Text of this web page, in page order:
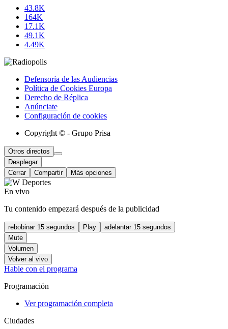
43.8K
164K
17.1K
49.1K
4.49K
Defensoría de las Audiencias
Política de Cookies Europa
Derecho de Réplica
Anúnciate
Configuración de cookies
Copyright © - Grupo Prisa
Otros directos
Desplegar
Cerrar
Compartir Más opciones
En vivo
Tu contenido empezará después de la publicidad
rebobinar 15 segundos Play
adelantar 15 segundos
Mute
Volumen
Volver al vivo
Hable con el programa
Programación
Ver programación completa
Ciudades